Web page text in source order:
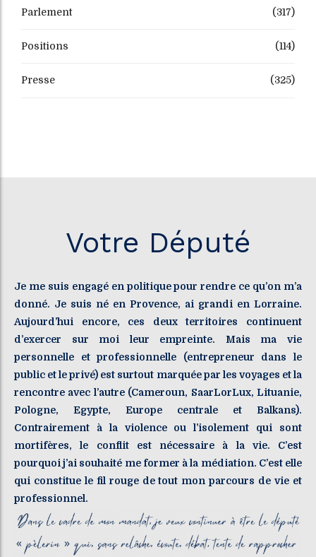
Parlement (317)
Positions (114)
Presse (325)
Votre Député
Je me suis engagé en politique pour rendre ce qu’on m’a
donné. Je suis né en Provence, ai grandi en Lorraine.
Aujourd’hui encore, ces deux territoires continuent
d’exercer sur moi leur empreinte. Mais ma vie
personnelle et professionnelle (entrepreneur dans le
public et le privé) est surtout marquée par les voyages et la
rencontre avec l’autre (Cameroun, SaarLorLux, Lituanie,
Pologne, Egypte, Europe centrale et Balkans).
Contrairement à la violence ou l’isolement qui sont
mortifères, le conflit est nécessaire à la vie. C’est
pourquoi j’ai souhaité me former à la médiation. C’est elle
qui constitue le fil rouge de tout mon parcours de vie et
professionnel.